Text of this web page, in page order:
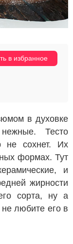
в избранное
в духовке
Тесто
не сохнет. Их
формах. Тут
и
жирности
сорта, ну а
любите его в